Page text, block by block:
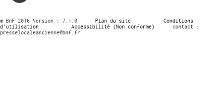
© BnF 2016 Version : 7.1.0 Plan du site
Conditions
d’utilisation
Accessibilité (Non conforme)
contact :
presselocaleancienne@bnf.fr